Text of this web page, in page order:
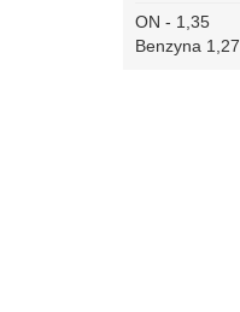
ON - 1,35
Benzyna 1,27